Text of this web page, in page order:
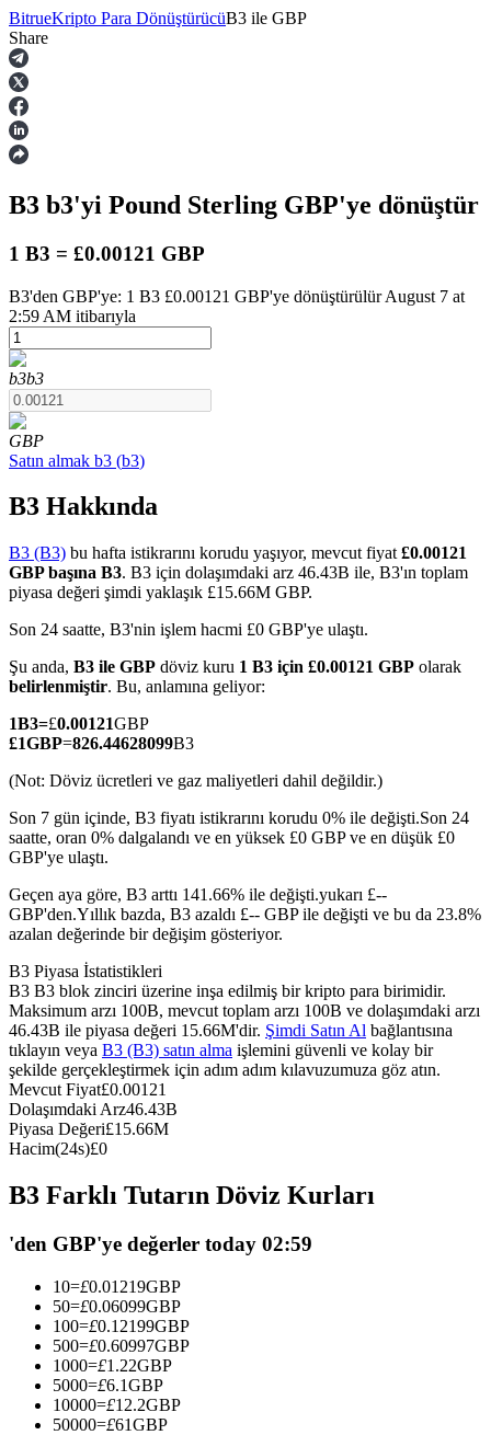
Vadeli İşlemler
USDT Vadeli İşlemleri
COIN-M Vadeli İşlemleri
Kripto Para Vadeli İşlemleri
Hisse senetleri, döviz, değerli metaller ve emtia türevleri
USDC Vadeli İşlemleri
USDC'yi teminat olarak kullanan vadeli işlemler
BitrueKripto Para DönüştürücüB3 ile GBP
Share
B3 b3'yi Pound Sterling GBP'ye dönüştür
1 B3 = £0.00121 GBP
B3'den GBP'ye: 1 B3 £0.00121 GBP'ye dönüştürülür August 7 at
2:59 AM itibarıyla
b3b3
GBP
Satın almak b3 (b3)
B3 Hakkında
B3 (B3) bu hafta istikrarını korudu yaşıyor, mevcut fiyat £0.00121
GBP başına B3. B3 için dolaşımdaki arz 46.43B ile, B3'ın toplam
piyasa değeri şimdi yaklaşık £15.66M GBP.
Son 24 saatte, B3'nin işlem hacmi £0 GBP'ye ulaştı.
Şu anda, B3 ile GBP döviz kuru 1 B3 için £0.00121 GBP olarak
belirlenmiştir. Bu, anlamına geliyor:
1B3=£0.00121GBP
£1GBP=826.44628099B3
(Not: Döviz ücretleri ve gaz maliyetleri dahil değildir.)
Son 7 gün içinde, B3 fiyatı istikrarını korudu 0% ile değişti.Son 24
saatte, oran 0% dalgalandı ve en yüksek £0 GBP ve en düşük £0
GBP'ye ulaştı.
Geçen aya göre, B3 arttı 141.66% ile değişti.yukarı £--
GBP'den.Yıllık bazda, B3 azaldı £-- GBP ile değişti ve bu da 23.8%
azalan değerinde bir değişim gösteriyor.
B3 Piyasa İstatistikleri
B3 B3 blok zinciri üzerine inşa edilmiş bir kripto para birimidir.
Maksimum arzı 100B, mevcut toplam arzı 100B ve dolaşımdaki arzı
46.43B ile piyasa değeri 15.66M'dir. Şimdi Satın Al bağlantısına
tıklayın veya B3 (B3) satın alma işlemini güvenli ve kolay bir
şekilde gerçekleştirmek için adım adım kılavuzumuza göz atın.
Mevcut Fiyat£0.00121
Dolaşımdaki Arz46.43B
Piyasa Değeri£15.66M
Hacim(24s)£0
B3 Farklı Tutarın Döviz Kurları
'den GBP'ye değerler today 02:59
10=£0.01219GBP
50=£0.06099GBP
100=£0.12199GBP
500=£0.60997GBP
1000=£1.22GBP
5000=£6.1GBP
10000=£12.2GBP
50000=£61GBP